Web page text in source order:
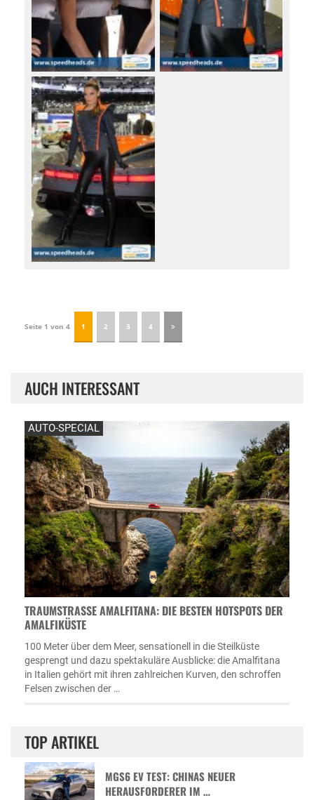
Seite 1 von 4 1 2 3 4
AUCH INTERESSANT
AUTO-SPECIAL
TRAUMSTRASSE AMALFITANA: DIE BESTEN HOTSPOTS DER A
MALFIKÜSTE
100 Meter über dem Meer, sensationell in die Steilküste
gesprengt und dazu spektakuläre Ausblicke: die Amalfitana
in Italien gehört mit ihren zahlreichen Kurven, den schroffen
Felsen zwischen der …
TOP ARTIKEL
MGS6 EV TEST: CHINAS NEUER
HERAUSFORDERER IM …